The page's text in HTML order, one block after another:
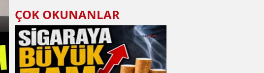
ÇOK OKUNANLAR